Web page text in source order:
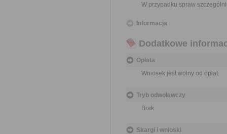
W przypadku spraw
Informacja
Dodatkowe
Opłata
Wniosek jest wolny od opłat.
Tryb odwoławczy
Brak
Skargi i wnioski